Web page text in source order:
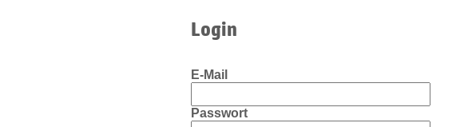
Login
E-Mail
Passwort